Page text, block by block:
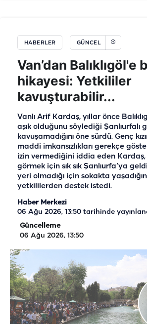
HABERLER GÜNCEL
Van’dan Balıklıgöl'e
hikayesi: Yetkililer
kavuşturabilir...
Vanlı Arif Kardaş, yıllar önce
aşık olduğunu söylediği Şanlıurfalı
kavuşamadığını öne sürdü. Genç
maddi imkansızlıkları gerekçe
izin vermediğini iddia eden Kardaş,
görmek için sık sık Şanlıurfa’ya
yeri olmadığı için sokakta
yetkililerden destek istedi.
Haber Merkezi
06 Ağu 2026, 13:50 tarihinde
Güncelleme
06 Ağu 2026, 13:50